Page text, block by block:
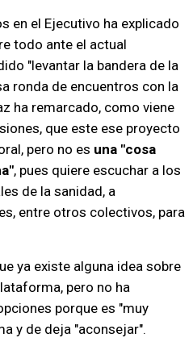
en el Ejecutivo ha explicado
todo ante el actual
"levantar la bandera de la
ronda de encuentros con la
ha remarcado, como viene
que este ese proyecto
pero no es una "cosa
, pues quiere escuchar a los
de la sanidad, a
entre otros colectivos, para
ya existe alguna idea sobre
pero no ha
porque es "muy
y de deja "aconsejar".